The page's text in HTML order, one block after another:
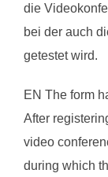
die
bei der auch
getestet wird.
EN The form
After
video
during which